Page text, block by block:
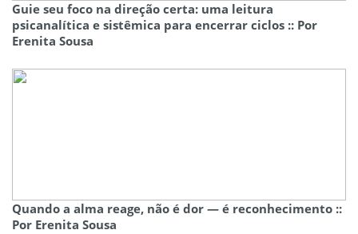
Guie seu foco na direção certa: uma leitura
psicanalítica e sistêmica para encerrar ciclos :: Por
Erenita Sousa
Quando a alma reage, não é dor — é reconhecimento ::
Por Erenita Sousa